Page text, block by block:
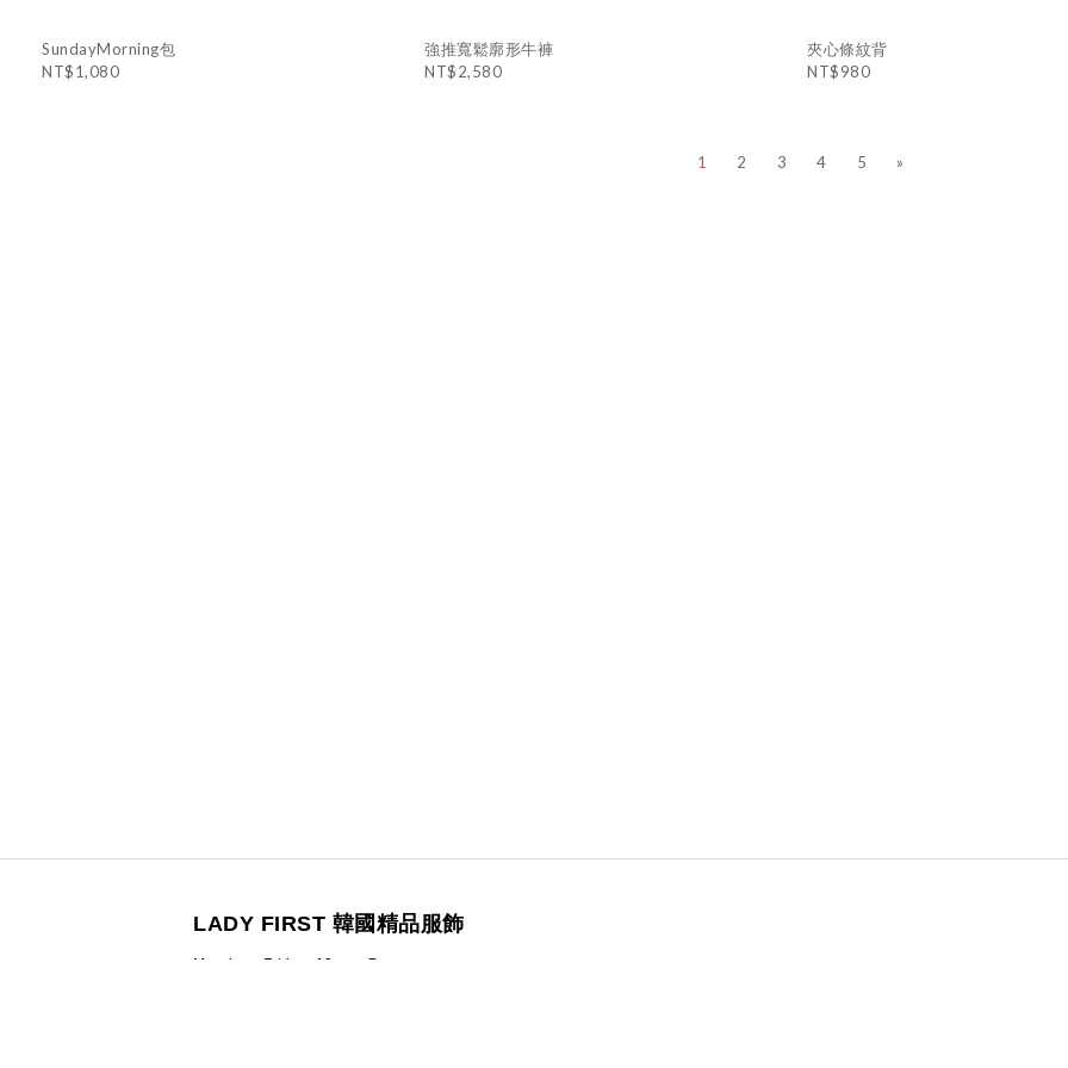
SundayMorning包
NT$1,080
強推寬鬆廓形牛褲
NT$2,580
夾心條紋背
NT$980
1 2 3 4 5 »
LADY FIRST 韓國精品服飾
Monday - Friday 10am - 7pm